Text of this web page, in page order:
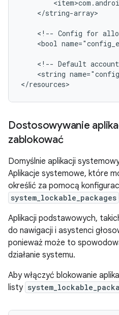
</string-array>
<!-- Config for
<bool
<!-- Default account
<string
Dostosowywanie
zablokować
Domyślnie aplikacji
Aplikacje systemowe, które
określić za pomocą
system_lockable_packages
Aplikacji podstawowych,
do nawigacji i asystenci
ponieważ może to
działanie systemu.
Aby włączyć blokowanie
listy